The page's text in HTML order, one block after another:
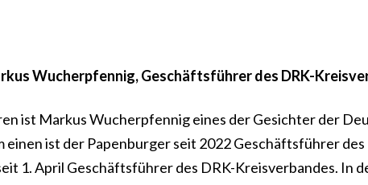
Wucherpfennig, Geschäftsführer des DRK-
ist Markus Wucherpfennig eines der Gesichter der
einen ist der Papenburger seit 2022 Geschäftsführer des
1. April Geschäftsführer des DRK-Kreisverbandes. In